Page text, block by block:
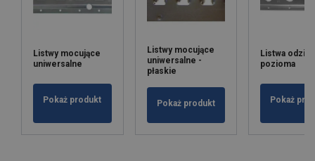
Listwy mocujące
uniwersalne
Pokaż produkt
Listwy mocujące
uniwersalne -
płaskie
Pokaż produkt
Listwa
pozioma
Pokaż